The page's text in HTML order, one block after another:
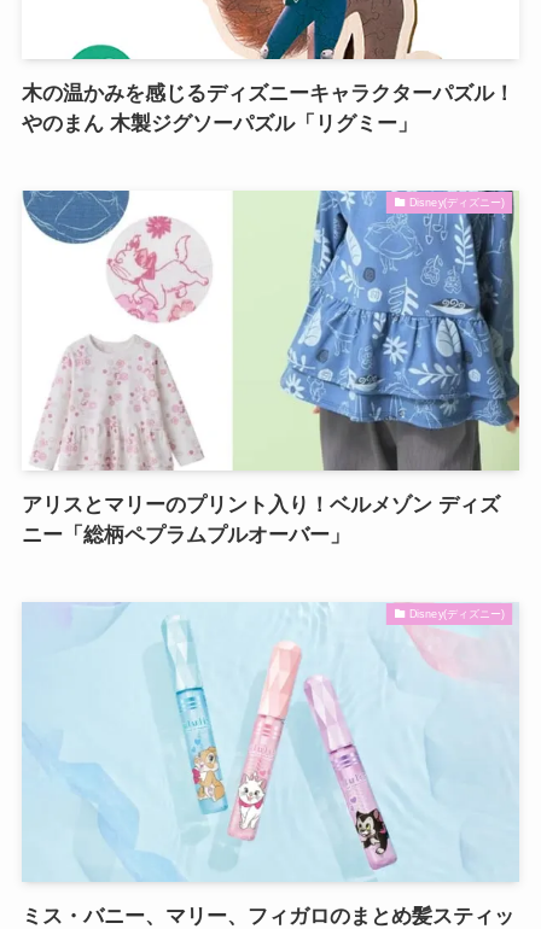
木の温かみを感じるディズニーキャラクターパズル！
やのまん 木製ジグソーパズル「リグミー」
Disney(ディズニー)
アリスとマリーのプリント入り！ベルメゾン ディズ
ニー「総柄ペプラムプルオーバー」
Disney(ディズニー)
ミス・バニー、マリー、フィガロのまとめ髪スティッ